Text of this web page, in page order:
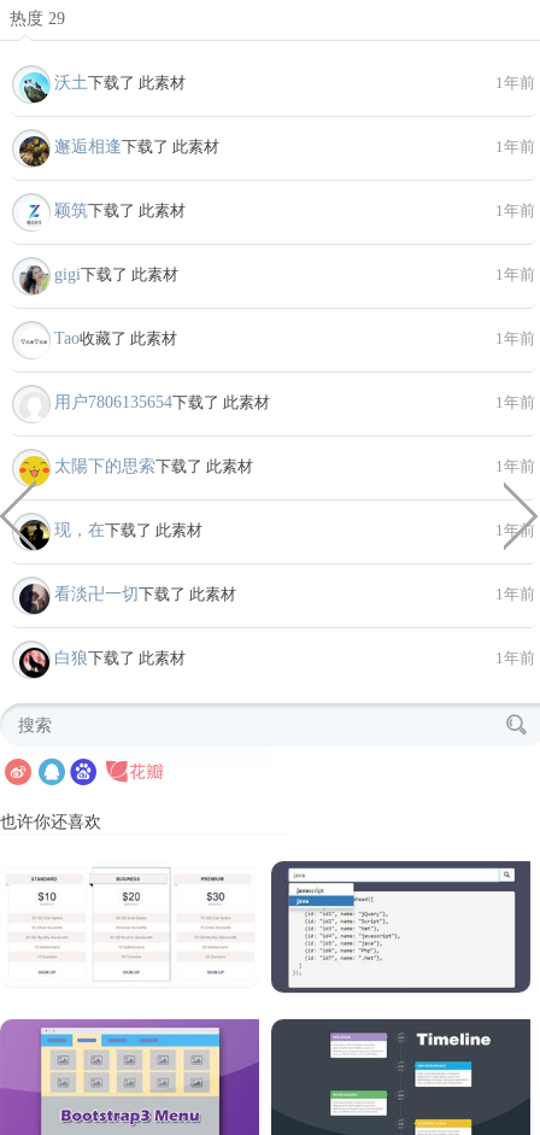
热度 29
沃土下载了 此素材 1年前
邂逅相逢下载了 此素材 1年前
颖筑下载了 此素材 1年前
gigi下载了 此素材 1年前
Tao收藏了 此素材 1年前
用户7806135654下载了 此素材 1年前
太陽下的思索下载了 此素材 1年前
现，在下载了 此素材 1年前
看淡卍一切下载了 此素材 1年前
白狼下载了 此素材 1年前
也许你还喜欢